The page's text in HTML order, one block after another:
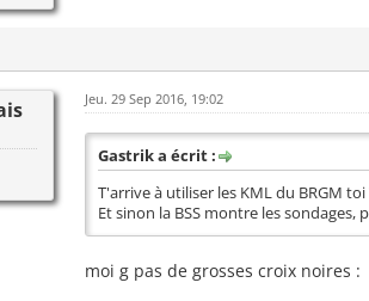
Jeu. 29 Sep 2016, 19:02
Gastrik a écrit :
T'arrive à utiliser les KML du BRGM
Et sinon la BSS montre les sondages,
moi g pas de grosses croix noires :